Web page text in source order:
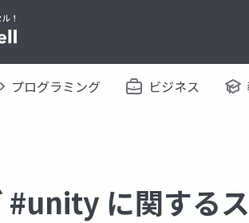
プログラミング ビジネス
#unity に関する